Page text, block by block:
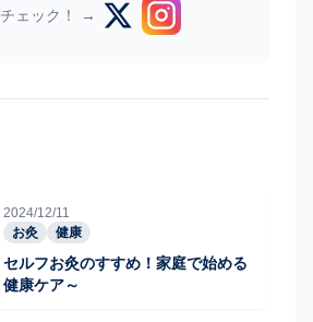
ェック！ →
2024/12/11
お灸
健康
セルフお灸のすすめ！家庭で始める
健康ケア～